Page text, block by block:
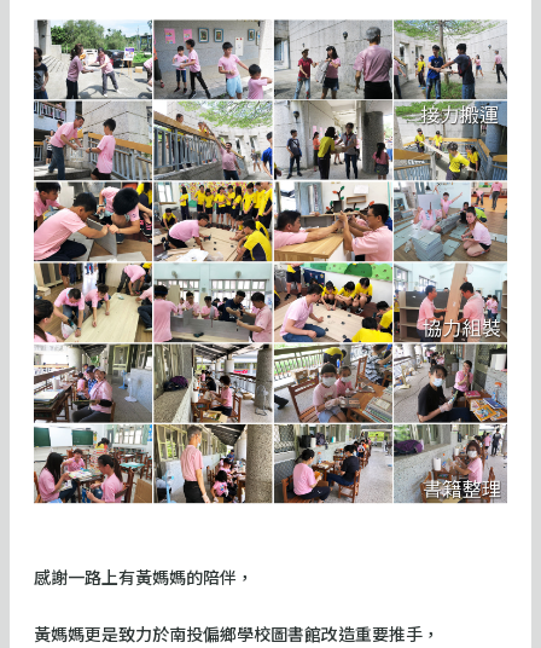
感謝一路上有黃媽媽的陪伴，
黃媽媽更是致力於南投偏鄉學校圖書館改造重要推手，